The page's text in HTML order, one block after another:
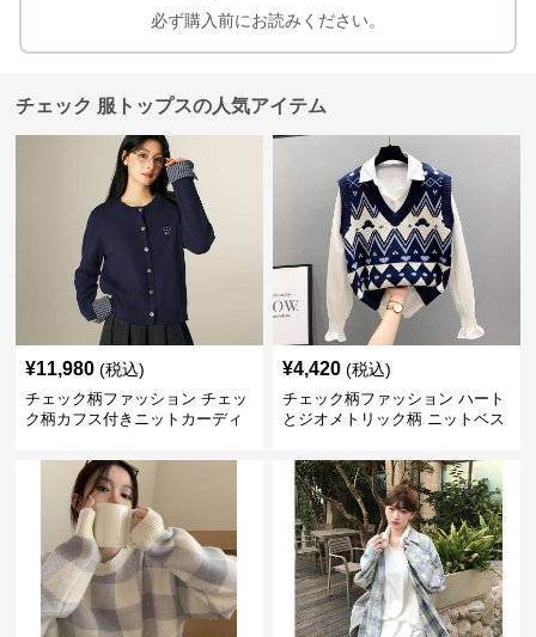
必ず購入前にお読みください。
チェック 服トップスの人気アイテム
¥11,980 (税込)
チェック柄ファッション チェッ
ク柄カフス付きニットカーディ
¥4,420 (税込)
チェック柄ファッション ハート
とジオメトリック柄 ニットベス